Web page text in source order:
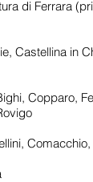
di Ferrara
Castellina in
Copparo,